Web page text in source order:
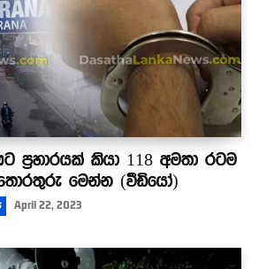
ප්‍රහාරයක් කියා 118 අමතා රටම
මෙන්න (වීඩියෝ)
April 22, 2023